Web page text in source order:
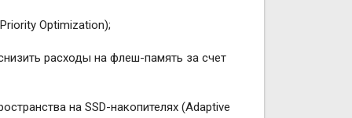
Optimization);
расходы на флеш-память за счет
на SSD-накопителях (Adaptive